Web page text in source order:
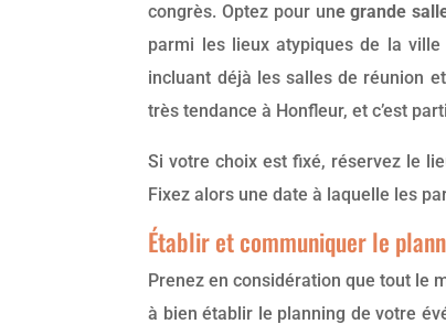
congrès. Optez pour une grande
parmi les lieux atypiques de la
incluant déjà les salles de réunion
très tendance à Honfleur, et c’est
Si votre choix est fixé, réservez le
Fixez alors une date à laquelle les
Établir et communiquer le
Prenez en considération que tout le
à bien établir le planning de votre